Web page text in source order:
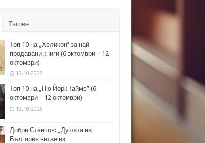
Тагове
Топ 10 на „Хеликон” за най-
продавани книги (6 октомври – 12
октомври)
12.10.2025
Топ 10 на „Ню Йорк Таймс” (6
октомври – 12 октомври)
12.10.2025
Добри Станчов: „Душата на
България витае из